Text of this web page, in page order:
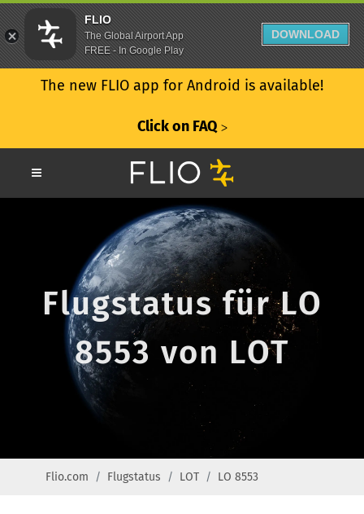
The new FLIO app for Android is available!
Click on FAQ ᐳ
Flugstatus für LO
8553 von LOT
Flio.com Flugstatus LOT LO 8553
FLIO
The Global Airport App
FREE - In Google Play
DOWNLOAD